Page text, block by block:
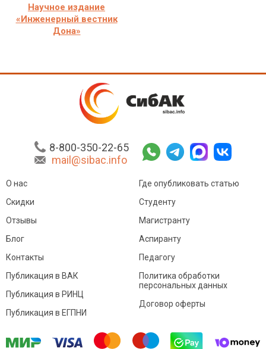
Научное издание
«Инженерный вестник
Дона»
8-800-350-22-65
mail@sibac.info
О нас
Скидки
Отзывы
Блог
Контакты
Где опубликовать статью
Студенту
Магистранту
Аспиранту
Педагогу
Публикация в ВАК
Публикация в РИНЦ
Публикация в ЕГПНИ
Политика обработки
персональных данных
Договор оферты